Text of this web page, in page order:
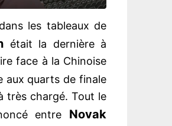
les tableaux de
était la dernière à
face à la Chinoise
aux quarts de finale
très chargé. Tout le
entre Novak